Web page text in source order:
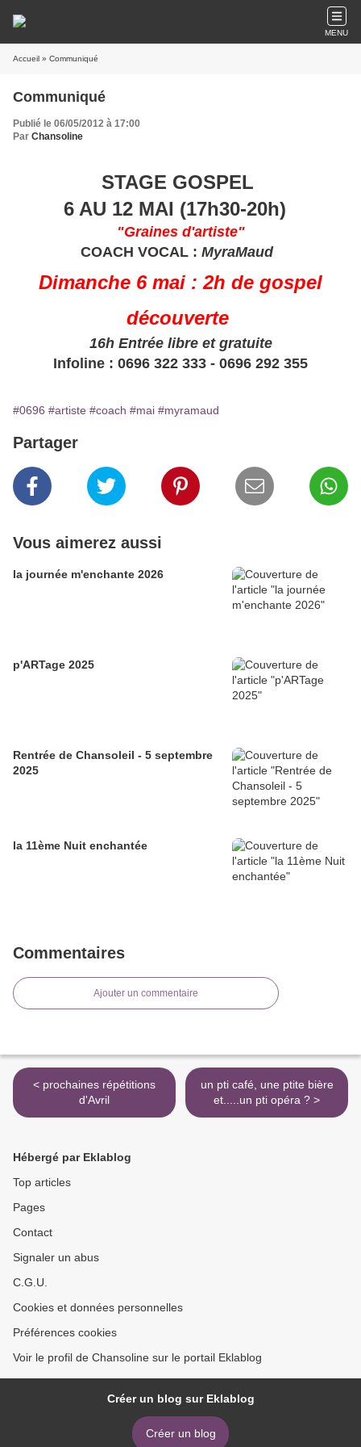
MENU
Accueil » Communiqué
Communiqué
Publié le 06/05/2012 à 17:00
Par Chansoline
STAGE GOSPEL
6 AU 12 MAI (17h30-20h)
"Graines d'artiste"
COACH VOCAL : MyraMaud
Dimanche 6 mai : 2h de gospel
découverte
16h Entrée libre et gratuite
Infoline : 0696 322 333 - 0696 292 355
#0696 #artiste #coach #mai #myramaud
Partager
Vous aimerez aussi
la journée m'enchante 2026
p'ARTage 2025
Rentrée de Chansoleil - 5 septembre
2025
la 11ème Nuit enchantée
Commentaires
Ajouter un commentaire
< prochaines répétitions
d'Avril
un pti café, une ptite bière
et.....un pti opéra ? >
Hébergé par Eklablog
Top articles
Pages
Contact
Signaler un abus
C.G.U.
Cookies et données personnelles
Préférences cookies
Voir le profil de Chansoline sur le portail Eklablog
Créer un blog sur Eklablog
Créer un blog